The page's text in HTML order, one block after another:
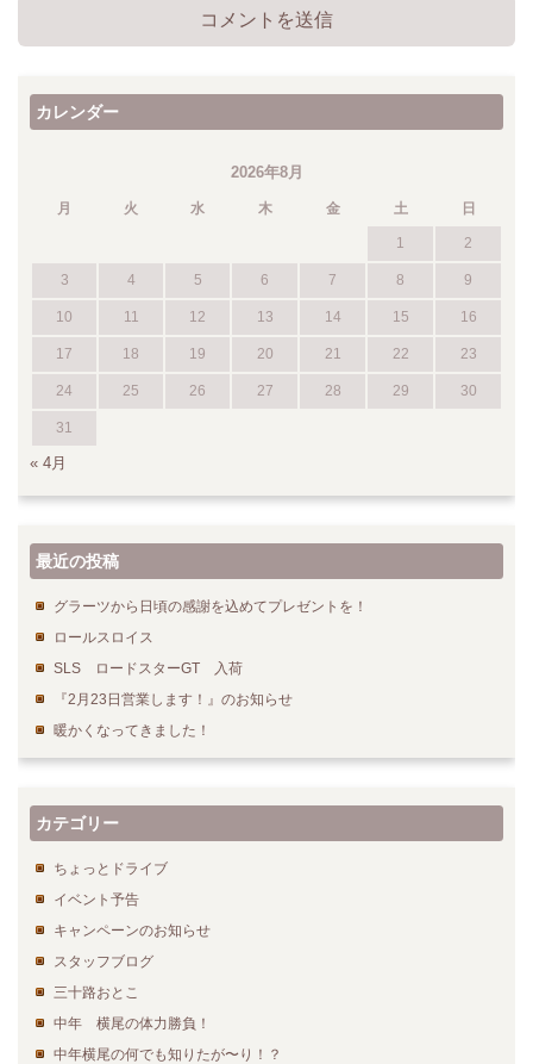
カレンダー
2026年8月
月 火 水 木 金 土 日
1 2
3 4 5 6 7 8 9
10 11 12 13 14 15 16
17 18 19 20 21 22 23
24 25 26 27 28 29 30
31
« 4月
最近の投稿
グラーツから日頃の感謝を込めてプレゼントを！
ロールスロイス
SLS ロードスターGT 入荷
『2月23日営業します！』のお知らせ
暖かくなってきました！
カテゴリー
ちょっとドライブ
イベント予告
キャンペーンのお知らせ
スタッフブログ
三十路おとこ
中年 横尾の体力勝負！
中年横尾の何でも知りたが〜り！？